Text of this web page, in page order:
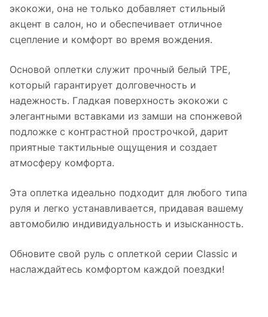
экокожи, она не только добавляет стильный
акцент в салон, но и обеспечивает отличное
сцепление и комфорт во время вождения.
Основой оплетки служит прочный белый TPE,
который гарантирует долговечность и
надежность. Гладкая поверхность экокожи с
элегантными вставками из замши на спонжевой
подложке с контрастной прострочкой, дарит
приятные тактильные ощущения и создает
атмосферу комфорта.
Эта оплетка идеально подходит для любого типа
руля и легко устанавливается, придавая вашему
автомобилю индивидуальность и изысканность.
Обновите свой руль с оплеткой серии Classic и
наслаждайтесь комфортом каждой поездки!